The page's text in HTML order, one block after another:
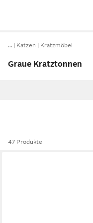
… Katzen Kratzmöbel
Graue Kratztonnen
47 Produkte